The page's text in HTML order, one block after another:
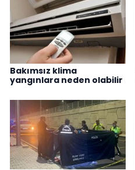
Bakımsız klima
yangınlara neden olabilir